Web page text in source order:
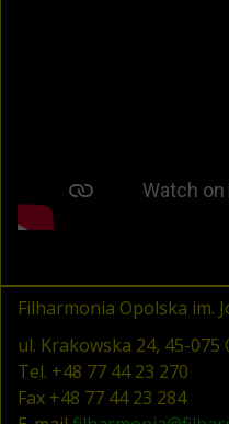
Filharmonia Opolska im.
ul. Krakowska 24, 45-075
Tel. +48 77 44 23 270
Fax +48 77 44 23 284